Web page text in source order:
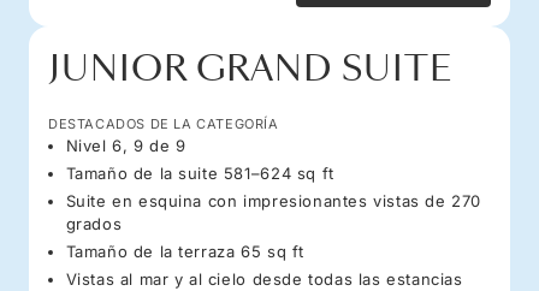
JUNIOR GRAND SUITE
DESTACADOS DE LA CATEGORÍA
Nivel 6, 9 de 9
Tamaño de la suite 581–624 sq ft
Suite en esquina con impresionantes vistas de 270
grados
Tamaño de la terraza 65 sq ft
Vistas al mar y al cielo desde todas las estancias